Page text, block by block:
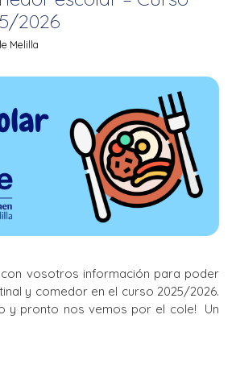
2026
Melilla
vosotros información para poder
y comedor en el curso 2025/2026.
y pronto nos vemos por el cole! Un